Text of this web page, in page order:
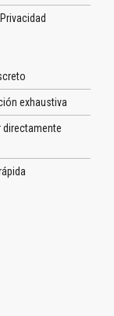
exhaustiva
directamente